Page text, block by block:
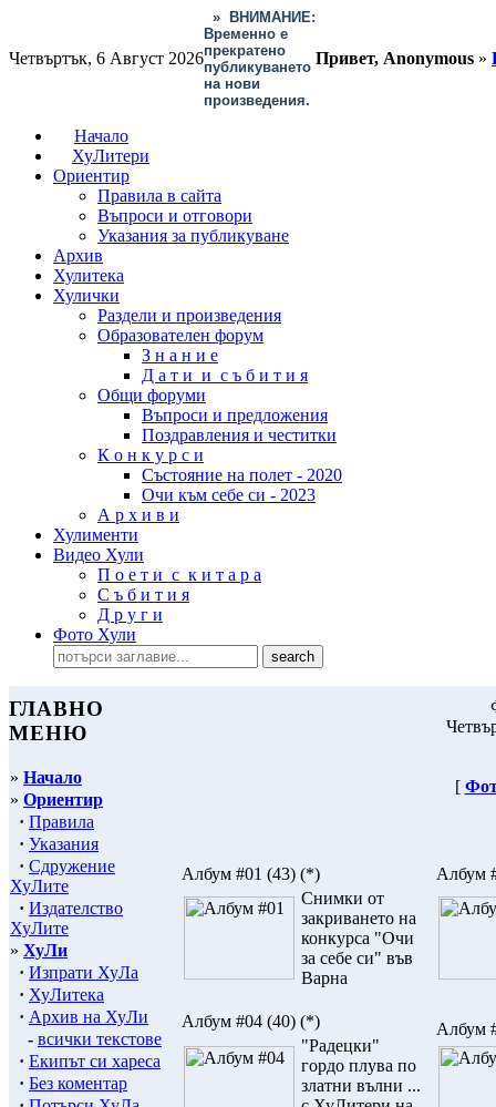
Четвъртък, 6 Август 2026
»
ВНИМАНИЕ:
Временно е
прекратено
публикуването
на нови
произведения.
Привет, Anonymous »
Начало
ХуЛитери
Ориентир
Правила в сайта
Въпроси и отговори
Указания за публикуване
Архив
Хулитека
Хулички
Раздели и произведения
Образователен форум
З н а н и е
Д а т и и с ъ б и т и я
Общи форуми
Въпроси и предложения
Поздравления и честитки
К о н к у р с и
Състояние на полет - 2020
Очи към себе си - 2023
А р х и в и
Хулименти
Видео Хули
П о е т и с к и т а р а
С ъ б и т и я
Д р у г и
Фото Хули
ГЛАВНО
МЕНЮ
» Начало
» Ориентир
· Правила
· Указания
· Сдружение
ХуЛите
· Издателство
ХуЛите
» ХуЛи
· Изпрати ХуЛа
· ХуЛитека
· Архив на ХуЛи
- всички текстове
· Екипът си хареса
· Без коментар
[
Албум #01 (43) (*)
Снимки от
закриването на
конкурса "Очи
за себе си" във
Варна
Албум
Албум #04 (40) (*)
"Радецки"
гордо плува по
златни вълни ...
Албум